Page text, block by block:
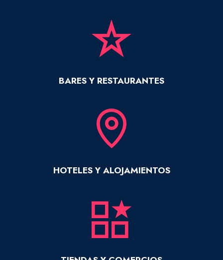
BARES Y RESTAURANTES
HOTELES Y ALOJAMIENTOS